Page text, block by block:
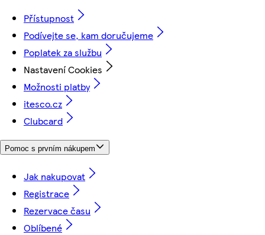
Přístupnost
Podívejte se, kam doručujeme
Poplatek za službu
Nastavení Cookies
Možnosti platby
itesco.cz
Clubcard
Pomoc s prvním nákupem
Jak nakupovat
Registrace
Rezervace času
Oblíbené